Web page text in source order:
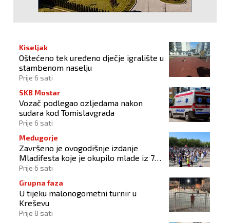
Kiseljak
Oštećeno tek uređeno dječje igralište u
stambenom naselju
Prije 6 sati
SKB Mostar
Vozač podlegao ozljedama nakon
sudara kod Tomislavgrada
Prije 6 sati
Međugorje
Završeno je ovogodišnje izdanje
Mladifesta koje je okupilo mlade iz 73
zemlje svijeta
Prije 6 sati
Grupna faza
U tijeku malonogometni turnir u
Kreševu
Prije 8 sati